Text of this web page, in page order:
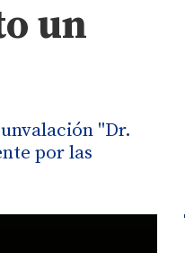
un
"Dr.
por las